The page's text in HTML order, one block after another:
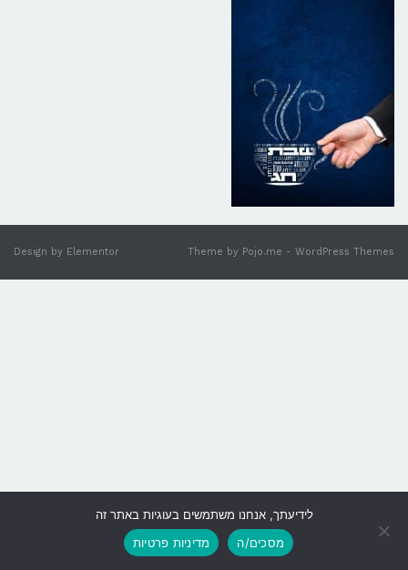
Theme by Pojo.me - WordPress Themes
Design by Elementor
גלילה
לראש
לידיעתך, אנחנו משתמשים בעוגיות באתר זה
מסכים/ה
מדיניות פרטיות